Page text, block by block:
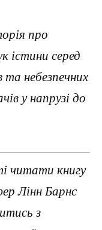
про
істини серед
та небезпечних
у напрузі до
читати книгу
Лінн Барнс
з